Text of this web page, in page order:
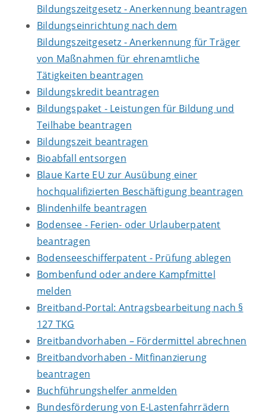
Bildungszeitgesetz - Anerkennung beantragen
Bildungseinrichtung nach dem
Bildungszeitgesetz - Anerkennung für Träger
von Maßnahmen für ehrenamtliche
Tätigkeiten beantragen
Bildungskredit beantragen
Bildungspaket - Leistungen für Bildung und
Teilhabe beantragen
Bildungszeit beantragen
Bioabfall entsorgen
Blaue Karte EU zur Ausübung einer
hochqualifizierten Beschäftigung beantragen
Blindenhilfe beantragen
Bodensee - Ferien- oder Urlauberpatent
beantragen
Bodenseeschifferpatent - Prüfung ablegen
Bombenfund oder andere Kampfmittel
melden
Breitband-Portal: Antragsbearbeitung nach §
127 TKG
Breitbandvorhaben – Fördermittel abrechnen
Breitbandvorhaben - Mitfinanzierung
beantragen
Buchführungshelfer anmelden
Bundesförderung von E-Lastenfahrrädern